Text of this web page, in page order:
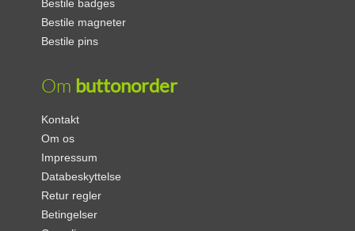
Bestile badges
Bestile magneter
Bestile pins
Om buttonorder
Kontakt
Om os
Impressum
Databeskyttelse
Retur regler
Betingelser